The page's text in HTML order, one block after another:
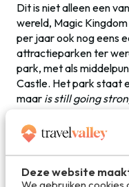
Deze website
Dit is niet alleen een
wereld, Magic Kingdom
per jaar ook nog eens
attractieparken ter
park, met als
Castle. Het park staat
maar is still going
je 105 USD, uit dit